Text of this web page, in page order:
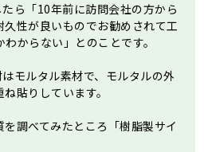
ら「10年前に訪問会社の方から
性が良いものでお勧めされて工
からない」とのことです。
モルタル素材で、モルタルの外
貼りしています。
調べてみたところ「樹脂製サイ